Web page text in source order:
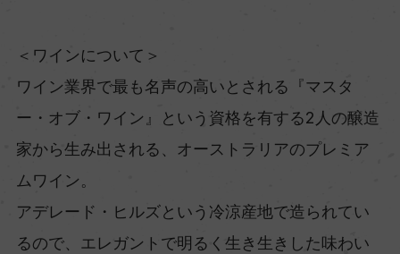
＜ワインについて＞
ワイン業界で最も名声の高いとされる『マスタ
ー・オブ・ワイン』という資格を有する2人の醸造
家から生み出される、オーストラリアのプレミア
ムワイン。
アデレード・ヒルズという冷涼産地で造られてい
るので、エレガントで明るく生き生きした味わい